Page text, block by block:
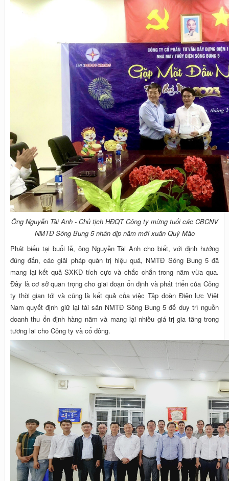
Ông Nguyễn Tài Anh - Chủ tịch HĐQT Công ty mừng tuổi các CBCNV
NMTĐ Sông Bung 5 nhân dịp năm mới xuân Quý Mão
Phát biểu tại buổi lễ, ông Nguyễn Tài Anh cho biết, với định hướng
đúng đắn, các giải pháp quản trị hiệu quả, NMTĐ Sông Bung 5 đã
mang lại kết quả SXKD tích cực và chắc chắn trong năm vừa qua.
Đây là cơ sở quan trọng cho giai đoạn ổn định và phát triển của Công
ty thời gian tới và cũng là kết quả của việc Tập đoàn Điện lực Việt
Nam quyết định giữ lại tài sản NMTĐ Sông Bung 5 để duy trì nguồn
doanh thu ổn định hàng năm và mang lại nhiều giá trị gia tăng trong
tương lai cho Công ty và cổ đông.